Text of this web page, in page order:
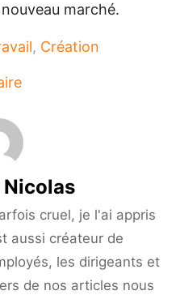
marché.
, Création
sur
de
travailler
plusieurs
fournisseurs
de
solutions
de
paiement
Nicolas
cruel, je l'ai appris
aussi créateur de
les dirigeants et
de nos articles nous